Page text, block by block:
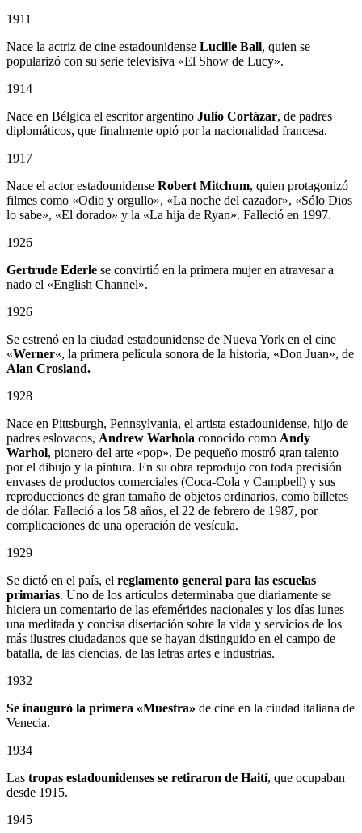
1911
Nace la actriz de cine estadounidense Lucille Ball, quien se
popularizó con su serie televisiva «El Show de Lucy».
1914
Nace en Bélgica el escritor argentino Julio Cortázar, de padres
diplomáticos, que finalmente optó por la nacionalidad francesa.
1917
Nace el actor estadounidense Robert Mitchum, quien protagonizó
filmes como «Odio y orgullo», «La noche del cazador», «Sólo Dios
lo sabe», «El dorado» y la «La hija de Ryan». Falleció en 1997.
1926
Gertrude Ederle se convirtió en la primera mujer en atravesar a
nado el «English Channel».
1926
Se estrenó en la ciudad estadounidense de Nueva York en el cine
«Werner«, la primera película sonora de la historia, «Don Juan», de
Alan Crosland.
1928
Nace en Pittsburgh, Pennsylvania, el artista estadounidense, hijo de
padres eslovacos, Andrew Warhola conocido como Andy
Warhol, pionero del arte «pop». De pequeño mostró gran talento
por el dibujo y la pintura. En su obra reprodujo con toda precisión
envases de productos comerciales (Coca-Cola y Campbell) y sus
reproducciones de gran tamaño de objetos ordinarios, como billetes
de dólar. Falleció a los 58 años, el 22 de febrero de 1987, por
complicaciones de una operación de vesícula.
1929
Se dictó en el país, el reglamento general para las escuelas
primarias. Uno de los artículos determinaba que diariamente se
hiciera un comentario de las efemérides nacionales y los días lunes
una meditada y concisa disertación sobre la vida y servicios de los
más ilustres ciudadanos que se hayan distinguido en el campo de
batalla, de las ciencias, de las letras artes e industrias.
1932
Se inauguró la primera «Muestra» de cine en la ciudad italiana de
Venecia.
1934
Las tropas estadounidenses se retiraron de Haití, que ocupaban
desde 1915.
1945